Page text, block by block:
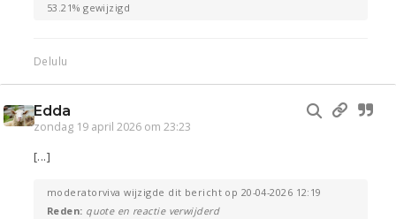
53.21% gewijzigd
Delulu
Edda
zondag 19 april 2026 om 23:23
[...]
moderatorviva wijzigde dit bericht op 20-04-2026 12:19
Reden: quote en reactie verwijderd